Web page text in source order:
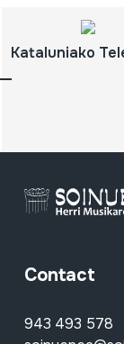
Contact
943 493 578